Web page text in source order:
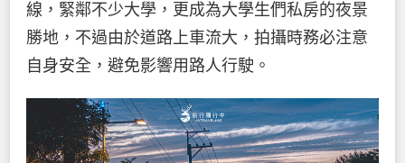
線，緊鄰不少大學，更成為大學生們私房的夜景
勝地，不過由於道路上車流大，拍攝時務必注意
自身安全，避免影響用路人行駛。